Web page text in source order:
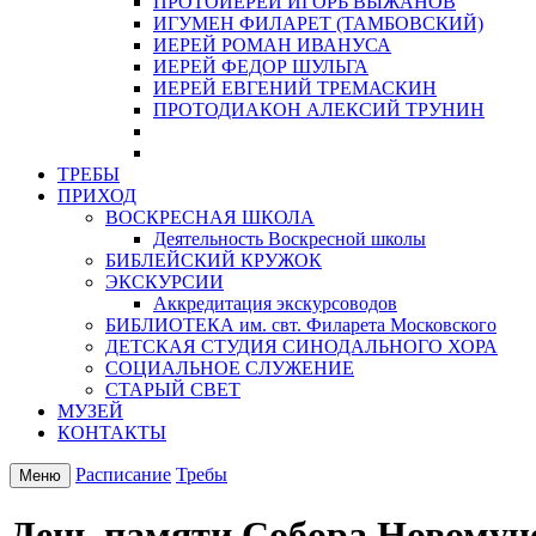
ИГУМЕН ФИЛАРЕТ (ТАМБОВСКИЙ)
ИЕРЕЙ РОМАН ИВАНУСА
ИЕРЕЙ ФЕДОР ШУЛЬГА
ИЕРЕЙ ЕВГЕНИЙ ТРЕМАСКИН
ПРОТОДИАКОН АЛЕКСИЙ ТРУНИН
ТРЕБЫ
ПРИХОД
ВОСКРЕСНАЯ ШКОЛА
Деятельность Воскресной школы
БИБЛЕЙСКИЙ КРУЖОК
ЭКСКУРСИИ
Аккредитация экскурсоводов
БИБЛИОТЕКА им. свт. Филарета Московского
ДЕТСКАЯ СТУДИЯ СИНОДАЛЬНОГО ХОРА
СОЦИАЛЬНОЕ СЛУЖЕНИЕ
СТАРЫЙ СВЕТ
МУЗЕЙ
КОНТАКТЫ
Меню Расписание Требы